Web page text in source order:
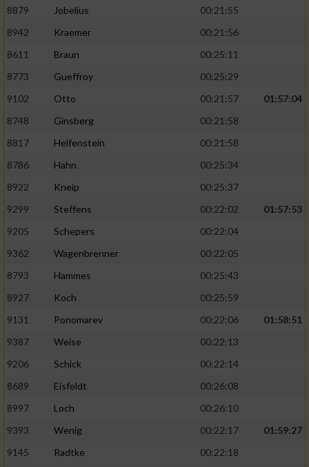
8879
Jobelius
00:21:55
8942
Kraemer
00:21:56
8611
Braun
00:25:11
8773
Gueffroy
00:25:29
9102
Otto 00:21:57
01:57:04
8748
Ginsberg
00:21:58
8817
Helfenstein
00:21:58
8786
Hahn
00:25:34
8922
Kneip
00:25:37
9299
Steffens 00:22:02
01:57:53
9205
Schepers
00:22:04
9362
Wagenbrenner
00:22:05
8793
Hammes
00:25:43
8927
Koch
00:25:59
9131
Ponomarev 00:22:06
01:58:51
9387
Weise
00:22:13
9206
Schick
00:22:14
8689
Eisfeldt
00:26:08
8997
Loch
00:26:10
9393
Wenig 00:22:17
01:59:27
9145
Radtke 00:22:18